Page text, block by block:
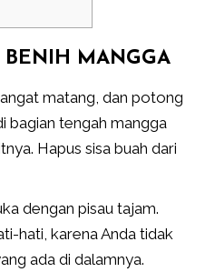
MANGGA
matang, dan potong
bagian tengah mangga
Hapus sisa buah dari
dengan pisau tajam.
hati, karena Anda tidak
ada di dalamnya.